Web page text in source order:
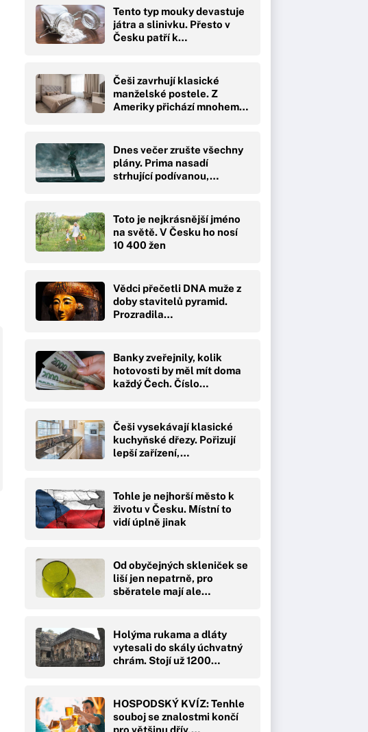
Tento typ mouky devastuje
játra a slinivku. Přesto v
Česku patří k…
Češi zavrhují klasické
manželské postele. Z
Ameriky přichází mnohem…
Dnes večer zrušte všechny
plány. Prima nasadí
strhující podívanou,…
Toto je nejkrásnější jméno
na světě. V Česku ho nosí
10 400 žen
Vědci přečetli DNA muže z
doby stavitelů pyramid.
Prozradila…
Banky zveřejnily, kolik
hotovosti by měl mít doma
každý Čech. Číslo…
Češi vysekávají klasické
kuchyňské dřezy. Pořizují
lepší zařízení,…
Tohle je nejhorší město k
životu v Česku. Místní to
vidí úplně jinak
Od obyčejných skleniček se
liší jen nepatrně, pro
sběratele mají ale…
Holýma rukama a dláty
vytesali do skály úchvatný
chrám. Stojí už 1200…
HOSPODSKÝ KVÍZ: Tenhle
souboj se znalostmi končí
pro většinu dřív,…